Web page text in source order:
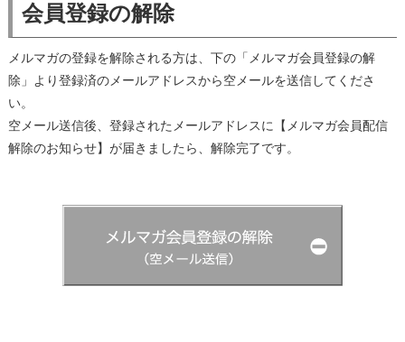
会員登録の解除
メルマガの登録を解除される方は、下の「メルマガ会員登録の解
除」より登録済のメールアドレスから空メールを送信してくださ
い。
空メール送信後、登録されたメールアドレスに【メルマガ会員配信
解除のお知らせ】が届きましたら、解除完了です。